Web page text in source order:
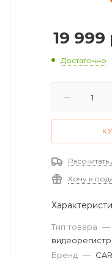
19 999
Достаточно
Хочу в
Тип товара —
Бренд —